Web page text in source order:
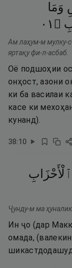
وَمَا
۝ ١٠
Ам лаҳум-м мулку-
яртақу фи-л-асбаб.
Оё подшоҳии
онҳост, азони
ки ба василаи
касе ки
кунанд).
38:10
ٱلْأَحْزَابِ
Ҷунду-м ма
Ин ҷо (дар
омада,